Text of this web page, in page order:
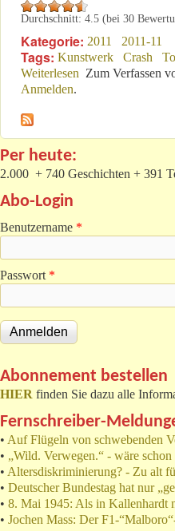
Durchschnitt: 4.5 (bei 30
Kategorie: 2011 2011-11
Tags: Kunstwerk Crash
Weiterlesen über 28.
Zum Verfassen
Anmelden.
Per heute:
2.000 + 740 Geschichten + 391
Abo-Login
Benutzername *
Passwort *
Abonnement bestellen
HIER finden Sie dazu alle
Fernschreiber-
• Auf Flügeln von schwebenden
• „Wild. Verwegen.“ - wäre
• Altersdiskriminierung? - Zu alt
• Deutscher Bundestag hat nur
• 8. Mai 1945: Als in Kallenhardt
• Jochen Mass: Der F1-